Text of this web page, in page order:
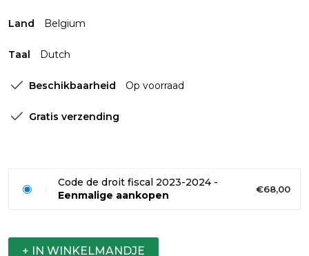
Land Belgium
Taal Dutch
Beschikbaarheid Op voorraad
Gratis verzending
Code de droit fiscal 2023-2024 -
Eenmalige aankopen
€68,00
+ IN WINKELMANDJE